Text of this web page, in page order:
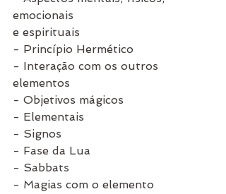
emocionais
e espirituais
- Princípio Hermético
- Interação com os outros
elementos
- Objetivos mágicos
- Elementais
- Signos
- Fase da Lua
- Sabbats
- Magias com o elemento